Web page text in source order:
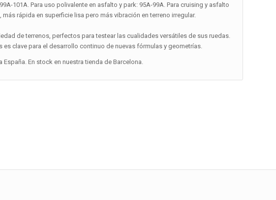
101A. Para uso polivalente en asfalto y park: 95A-99A. Para cruising y asfalto
rápida en superficie lisa pero más vibración en terreno irregular.
de terrenos, perfectos para testear las cualidades versátiles de sus ruedas.
clave para el desarrollo continuo de nuevas fórmulas y geometrías.
En stock en nuestra tienda de Barcelona.